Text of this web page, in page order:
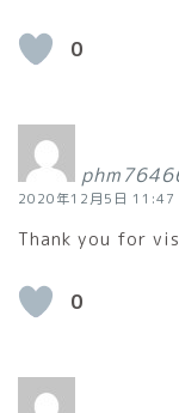
0
2020年12月5日 11:47
Thank you for
0